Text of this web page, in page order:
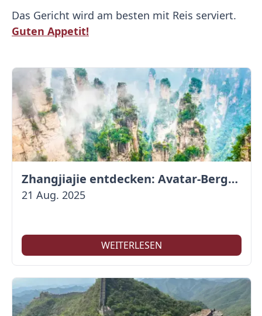
Das Gericht wird am besten mit Reis serviert.
Guten Appetit!
Zhangjiajie entdecken: Avatar-Berge & Altstadt von Fenghuang
21 Aug. 2025
WEITERLESEN